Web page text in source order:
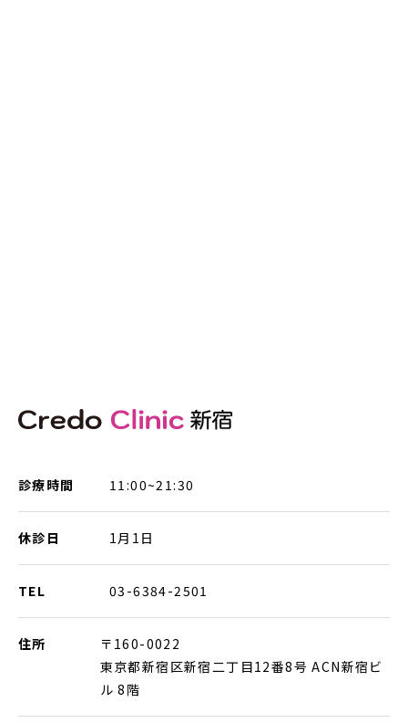
診療時間 11:00~21:30
休診日 1月1日
TEL 03-6384-2501
住所
〒160-0022
東京都新宿区新宿二丁目12番8号 ACN新宿ビ
ル 8階